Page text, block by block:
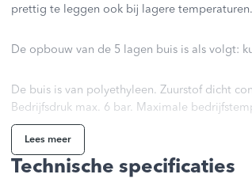
prettig te leggen ook bij lagere temperaturen.
De opbouw van de 5 lagen buis is als volgt:
De buis is van polyethyleen. Zuurstof dicht
Bedrijfsdruk max. 6 bar. Maximale
Lees meer
Technische specificaties